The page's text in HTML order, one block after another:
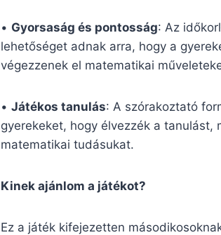
• Gyorsaság és pontosság: Az
lehetőséget adnak arra, hogy a
végezzenek el matematikai
• Játékos tanulás: A szórakoztató
gyerekeket, hogy élvezzék a tanulást,
matematikai tudásukat.
Kinek ajánlom a játékot?
Ez a játék kifejezetten